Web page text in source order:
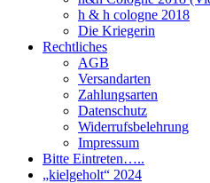
h & h cologne 2018
Die Kriegerin
Rechtliches
AGB
Versandarten
Zahlungsarten
Datenschutz
Widerrufsbelehrung
Impressum
Bitte Eintreten…..
„kielgeholt“ 2024